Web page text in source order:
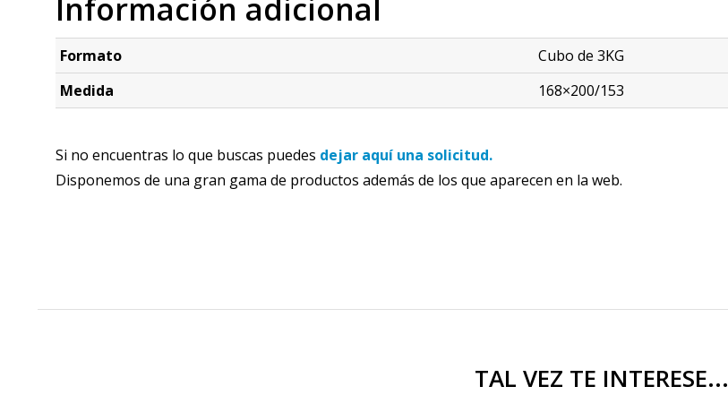
Información adicional
Formato
Cubo de 3KG
Medida
168×200/153
Si no encuentras lo que buscas puedes dejar aquí una solicitud.
Disponemos de una gran gama de productos además de los que aparecen en la web.
TAL VEZ TE INTERESE...